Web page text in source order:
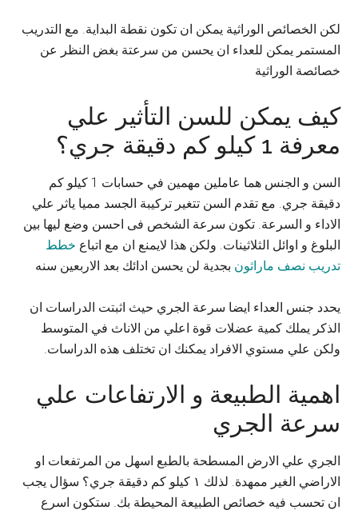
لكن الخصائص الوراثية يمكن ان تكون نقطة البداية. مع التدريب
المستمر يمكن للعداء ان يحسن من سرعتة بغض النظر عن
خصائصة الوراثية
كيف يمكن للسن التأثير علي
معرفة 1 كيلو كم دقيقة جري؟
السن و الجنس هما عاملين مهمين في حسابات 1 كيلو كم
دقيقة جري. مع تقدم السن تتغير تركيبة الجسد مميا ياثر علي
الاداء و السرعة. تكون سرعة الشخص فى احسن وضع ليها بين
البلوغ و اوائل الثلاثينات. ولكن هذا لايمنع ان مع اتباع خطط
تدريب نصف ماراثون بجدية لن يحسن ادائك بعد الاربعين سنه
يحدد جنس العداء ايضا سرعة الجري حيث اثبتت الدراسات ان
الذكر يملك كمية عضلات قوة اعلي من الاناث في المتوسط
ولكن علي مستوي الافراد يمكنك ان تختلف هذه الدراسات.
اهمية الطبيعة و الارتفاعات علي
سرعة الجري
الجري علي الارض المسطحة بالطبع اسهل من المرتفعات او
الاراضي الغير ممهدة. لذلك ١ كيلو كم دقيقة جري؟ سؤال يجب
ان تحسب فيه خصائص الطبيعة المحيطة بك. ستكون اسرع